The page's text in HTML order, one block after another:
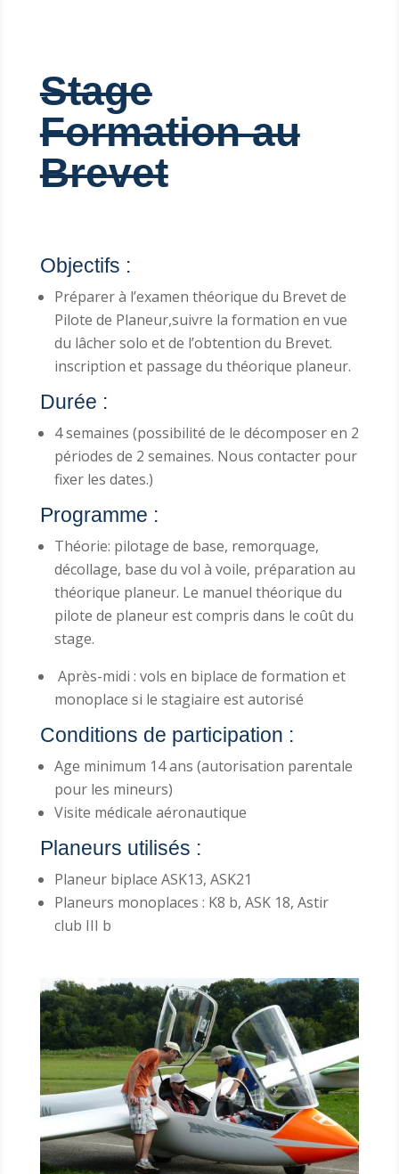
Stage
Formation au
Brevet
Objectifs :
Préparer à l’examen théorique du Brevet de
Pilote de Planeur,suivre la formation en vue
du lâcher solo et de l’obtention du Brevet.
inscription et passage du théorique planeur.
Durée :
4 semaines (possibilité de le décomposer en 2
périodes de 2 semaines. Nous contacter pour
fixer les dates.)
Programme :
Théorie: pilotage de base, remorquage,
décollage, base du vol à voile, préparation au
théorique planeur. Le manuel théorique du
pilote de planeur est compris dans le coût du
stage.
Après-midi : vols en biplace de formation et
monoplace si le stagiaire est autorisé
Conditions de participation :
Age minimum 14 ans (autorisation parentale
pour les mineurs)
Visite médicale aéronautique
Planeurs utilisés :
Planeur biplace ASK13, ASK21
Planeurs monoplaces : K8 b, ASK 18, Astir
club III b